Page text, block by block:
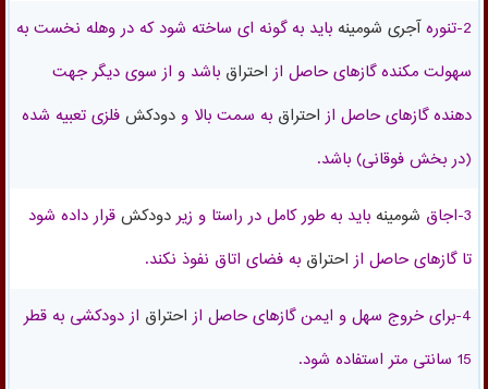
2- تنورهآجری شومینه باید به گونه ای ساخته شود که در وهله نخست به
سهولت مکنده گازهای حاصل از احتراق باشد و از سوی دیگر جهت
دهنده گازهای حاصل از احتراق به سمت بالا و دودکشفلزی تعبیه شده
(در بخش فوقانی) باشد.
3-اجاق شومینه باید به طور کامل در راستا و زیردودکشقرار داده شود
تا گازهای حاصل از احتراق به فضای اتاق نفوذ نکند.
4-برای خروج سهل و ایمن گازهای حاصل از احتراق از دودکشی به قطر
15 سانتی متر استفاده شود.